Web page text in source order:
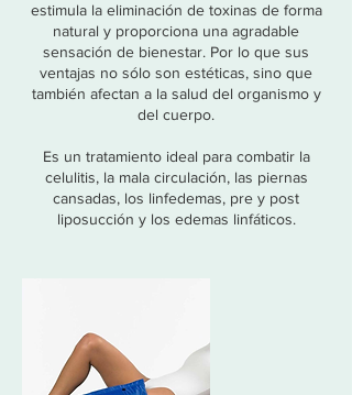
estimula la eliminación de toxinas de forma
natural y proporciona una agradable
sensación de bienestar. Por lo que sus
ventajas no sólo son estéticas, sino que
también afectan a la salud del organismo y
del cuerpo.
Es un tratamiento ideal para combatir la
celulitis, la mala circulación, las piernas
cansadas, los linfedemas, pre y post
liposucción y los edemas linfáticos.